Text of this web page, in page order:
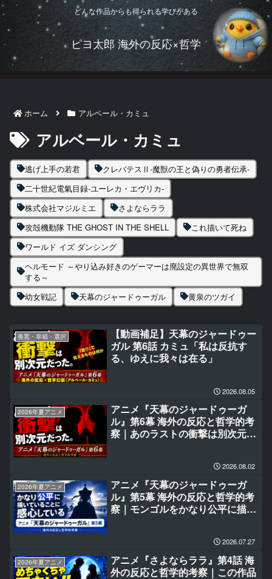
どんな作品からも得られる学びがある
ピヨ太郎 海外の反応×哲学
ホーム アルベール・カミュ
アルベール・カミュ
逃げ上手の若君
クレバテスⅡ-魔獣の王と偽りの勇者伝承-
二十世紀電氣目録-ユーレカ・エヴリカ-
株式会社マジルミエ
さよならララ
攻殻機動隊 THE GHOST IN THE SHELL
これ描いて死ね
ワールド イズ ダンシング
ヘルモード ～やり込み好きのゲーマーは廃設定の異世界で無双
する～
幼女戦記
天幕のジャードゥーガル 黄泉のツガイ
善悪・幸福・選択
【動画補足】天幕のジャードゥー
ガル 第6話 カミュ「私は反抗す
る、ゆえに我々は在る」
2026.08.05
2026年夏アニメ
アニメ『天幕のジャードゥーガ
ル』第6幕 海外の反応と哲学的考
察｜あのラストの衝撃は別次元だ
2026.08.02
2026年夏アニメ
アニメ『天幕のジャードゥーガ
ル』第5幕 海外の反応と哲学的考
察｜モンゴルをかなり公平に描い
2026.07.27
2026年夏アニメ
アニメ『さよならララ』第4話 海
外の反応と哲学的考察｜この作品